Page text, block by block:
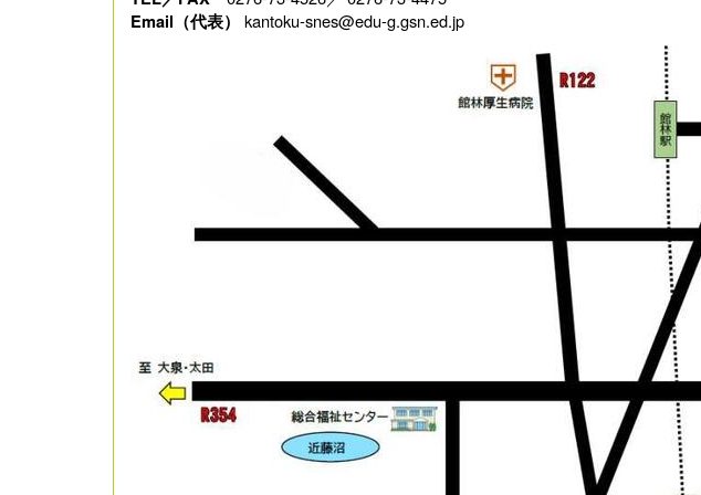
Email（代表）
kantoku-snes@edu-g.gsn.ed.jp